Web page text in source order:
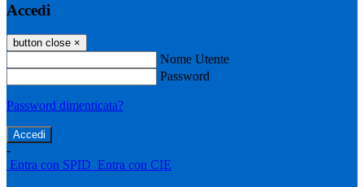
Accedi
button close ×
Nome Utente
Password
Password dimenticata?
-
Entra con SPID Entra con CIE